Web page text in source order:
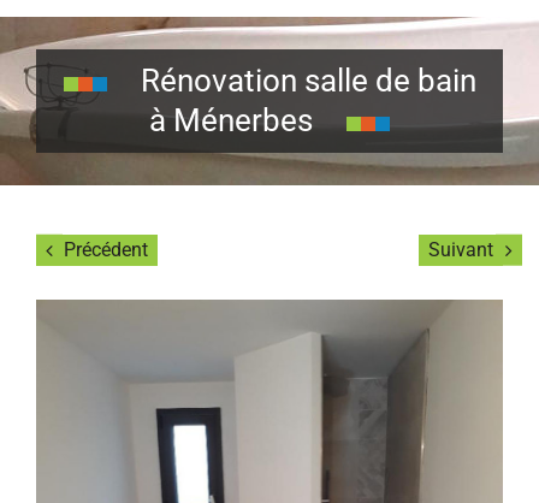
Rénovation salle de bain
à Ménerbes
Précédent Suivant